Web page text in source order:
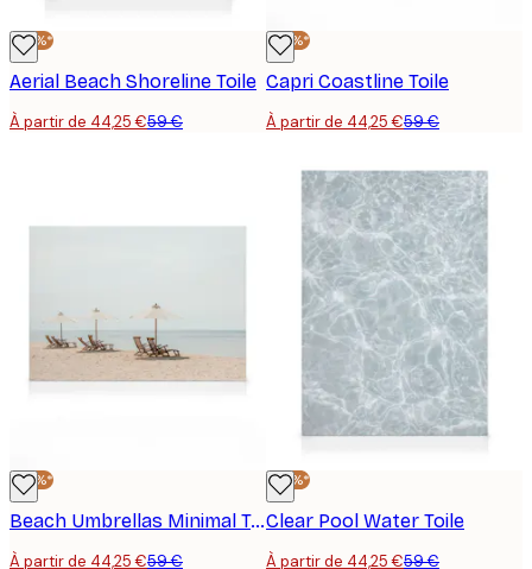
-25%*
Aerial Beach Shoreline Toile
À partir de 44,25 €59 €
-25%*
Capri Coastline Toile
À partir de 44,25 €59 €
-25%*
Beach Umbrellas Minimal Toile
À partir de 44,25 €59 €
-25%*
Clear Pool Water Toile
À partir de 44,25 €59 €